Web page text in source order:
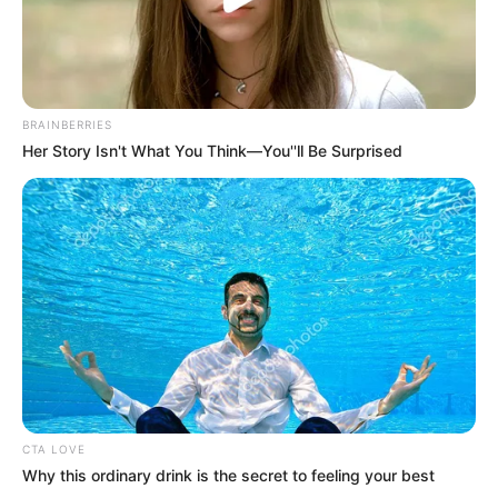
18.079.935/0001-70
FBO Negócios de Treinamento e Marketing Digital
Artesanatos
Encadernação Artesanal
Filtro dos Sonhos
Lembrancinhas de Casamento
Mosaico
BRAINBERRIES
Her Story Isn't What You Think—You''ll Be Surprised
CTA LOVE
Why this ordinary drink is the secret to feeling your best